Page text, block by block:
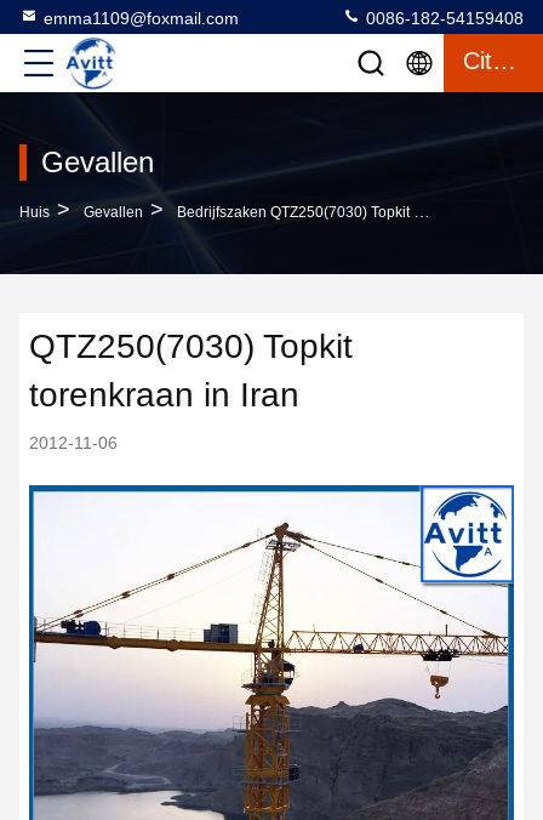
emma1109@foxmail.com 0086-182-54159408
Citaat
Gevallen
Huis > Gevallen > Bedrijfszaken QTZ250(7030) Topkit Torenkraan In Iran
QTZ250(7030) Topkit
torenkraan in Iran
2012-11-06